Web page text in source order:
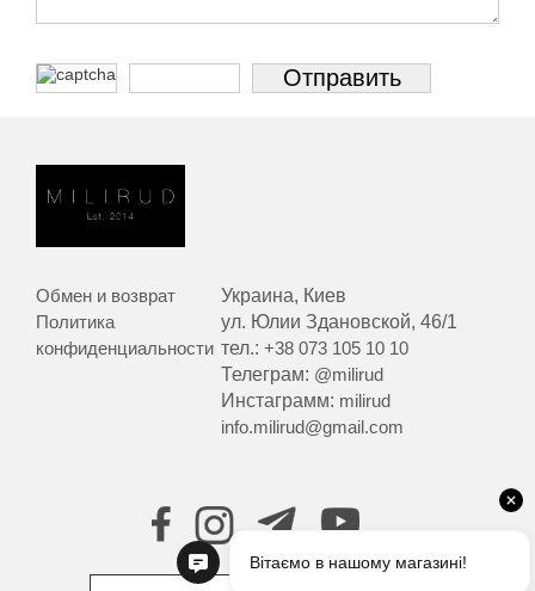
Обмен и возврат
Политика
конфиденциальности
Украина, Киев
ул. Юлии Здановской, 46/1
тел.:+38 073 105 10 10
Телеграм: @milirud
Инстаграмм: milirud
info.milirud@gmail.com